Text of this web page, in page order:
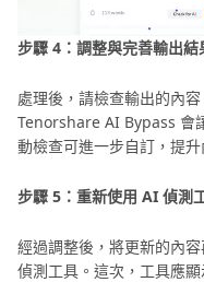
步驟 4：調整與完善輸出結
處理後，請檢查輸出的內
Tenorshare AI Bypass 會
動檢查可進一步自訂，提升
步驟 5：重新使用 AI 偵測
經過調整後，將更新的內
偵測工具。這次，工具應